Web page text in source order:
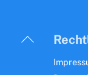
Back